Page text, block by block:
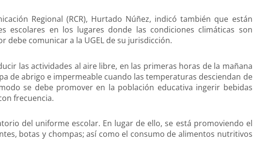
Regional (RCR), Hurtado Núñez, indicó también que están
escolares en los lugares donde las condiciones climáticas son
debe comunicar a la UGEL de su jurisdicción.
las actividades al aire libre, en las primeras horas de la mañana
de abrigo e impermeable cuando las temperaturas desciendan de
se debe promover en la población educativa ingerir bebidas
frecuencia.
del uniforme escolar. En lugar de ello, se está promoviendo el
botas y chompas; así como el consumo de alimentos nutritivos